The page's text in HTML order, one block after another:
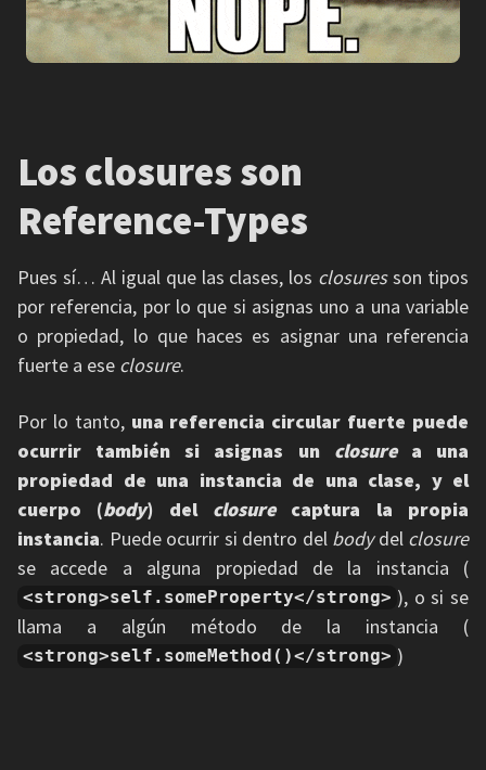
Los closures son
Reference-Types
Pues sí… Al igual que las clases, los closuresson tipos
por referencia, por lo que si asignas uno a una variable
o propiedad, lo que haces es asignar una referencia
fuerte a ese closure.
Por lo tanto, una referencia circular fuerte puede
ocurrir también si asignas un closurea una
propiedad de una instancia de una clase, y el
cuerpo (body) del closurecaptura la propia
instancia. Puede ocurrir si dentro del bodydel closure
se accede a alguna propiedad de la instancia (
<strong>self.someProperty</strong> ), o si se
llama a algún método de la instancia (
<strong>self.someMethod()</strong> )